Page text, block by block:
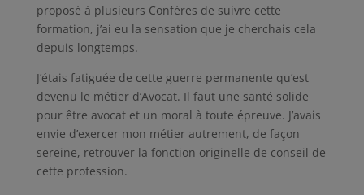
proposé à plusieurs Confères de suivre cette
formation, j’ai eu la sensation que je cherchais cela
depuis longtemps.
J’étais fatiguée de cette guerre permanente qu’est
devenu le métier d’Avocat. Il faut une santé solide
pour être avocat et un moral à toute épreuve. J’avais
envie d’exercer mon métier autrement, de façon
sereine, retrouver la fonction originelle de conseil de
cette profession.